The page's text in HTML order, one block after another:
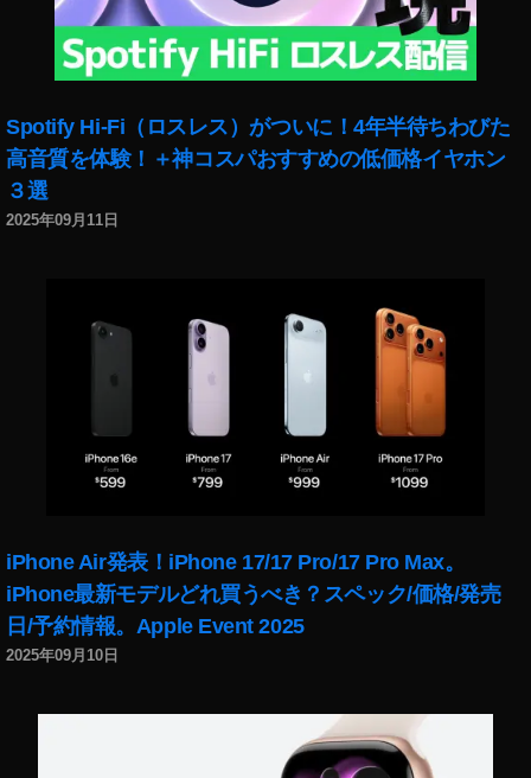
Spotify Hi-Fi（ロスレス）がついに！4年半待ちわびた
高音質を体験！＋神コスパおすすめの低価格イヤホン
３選
2025年09月11日
iPhone Air発表！iPhone 17/17 Pro/17 Pro Max。
iPhone最新モデルどれ買うべき？スペック/価格/発売
日/予約情報。Apple Event 2025
2025年09月10日